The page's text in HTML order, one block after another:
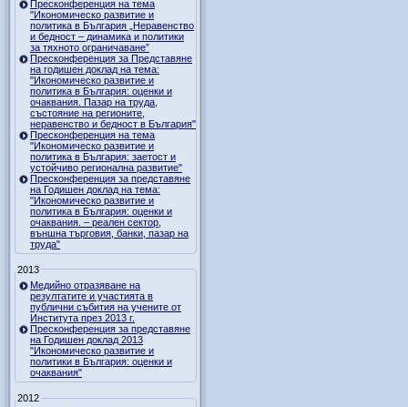
Пресконференция на тема
"Икономическо развитие и
политика в България „Неравенство
и бедност – динамика и политики
за тяхното ограничаване”
Пресконференция за Представяне
на годишен доклад на тема:
"Икономическо развитие и
политика в България: оценки и
очаквания. Пазар на труда,
състояние на регионите,
неравенство и бедност в България"
Пресконференция на тема
"Икономическо развитие и
политика в България: заетост и
устойчиво регионална развитие"
Пресконференция за представяне
на Годишен доклад на тема:
"Икономическо развитие и
политика в България: оценки и
очаквания. – реален сектор,
външна търговия, банки, пазар на
труда"
2013
Медийно отразяване на
резултатите и участията в
публични събития на учените от
Института през 2013 г.
Пресконференция за представяне
на Годишен доклад 2013
"Икономическо развитие и
политики в България: оценки и
очаквания"
2012